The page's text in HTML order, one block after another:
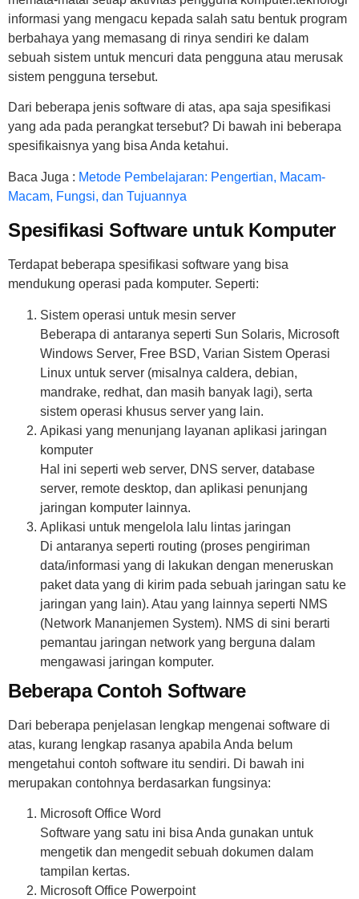
informasi yang mengacu kepada salah satu bentuk program
berbahaya yang memasang di rinya sendiri ke dalam
sebuah sistem untuk mencuri data pengguna atau merusak
sistem pengguna tersebut.
Dari beberapa jenis software di atas, apa saja spesifikasi
yang ada pada perangkat tersebut? Di bawah ini beberapa
spesifikaisnya yang bisa Anda ketahui.
Baca Juga : Metode Pembelajaran: Pengertian, Macam-
Macam, Fungsi, dan Tujuannya
Spesifikasi Software untuk Komputer
Terdapat beberapa spesifikasi software yang bisa
mendukung operasi pada komputer. Seperti:
Sistem operasi untuk mesin server
Beberapa di antaranya seperti Sun Solaris, Microsoft
Windows Server, Free BSD, Varian Sistem Operasi
Linux untuk server (misalnya caldera, debian,
mandrake, redhat, dan masih banyak lagi), serta
sistem operasi khusus server yang lain.
Apikasi yang menunjang layanan aplikasi jaringan
komputer
Hal ini seperti web server, DNS server, database
server, remote desktop, dan aplikasi penunjang
jaringan komputer lainnya.
Aplikasi untuk mengelola lalu lintas jaringan
Di antaranya seperti routing (proses pengiriman
data/informasi yang di lakukan dengan meneruskan
paket data yang di kirim pada sebuah jaringan satu ke
jaringan yang lain). Atau yang lainnya seperti NMS
(Network Mananjemen System). NMS di sini berarti
pemantau jaringan network yang berguna dalam
mengawasi jaringan komputer.
Beberapa Contoh Software
Dari beberapa penjelasan lengkap mengenai software di
atas, kurang lengkap rasanya apabila Anda belum
mengetahui contoh software itu sendiri. Di bawah ini
merupakan contohnya berdasarkan fungsinya:
Microsoft Office Word
Software yang satu ini bisa Anda gunakan untuk
mengetik dan mengedit sebuah dokumen dalam
tampilan kertas.
Microsoft Office Powerpoint